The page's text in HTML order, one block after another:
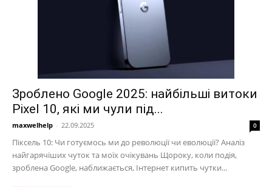
Зроблено Google 2025: найбільші витоки
Pixel 10, які ми чули під...
maxwelhelp - 22.09.2025 0
Піксель 10: Чи готуємось ми до революції чи еволюції? Аналіз
найгарячіших чуток та моїх очікувань Щороку, коли подія,
зроблена Google, наближається, Інтернет кипить чутки...